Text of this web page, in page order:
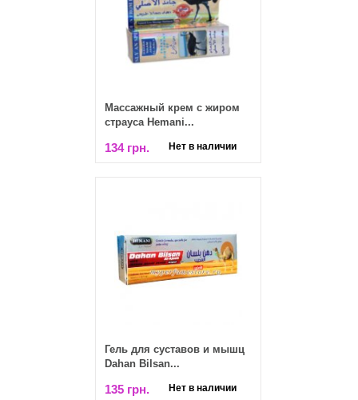
Массажный крем с жиром
страуса Hemani...
134 грн. Нет в наличии
Гель для суставов и мышц
Dahan Bilsan...
135 грн. Нет в наличии